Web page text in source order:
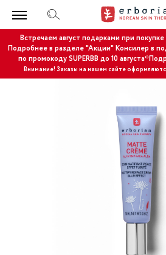
Встречаем август подарками при
Подробнее в разделе "Акции"Консилер в
по промокоду SUPERBB до 10
Внимание! Заказы на нашем сайте